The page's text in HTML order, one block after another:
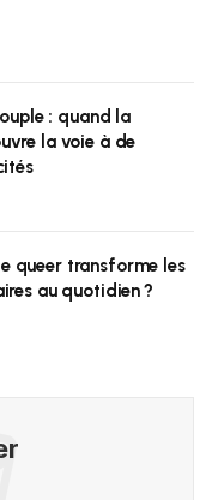
: quand la
la voie à de
queer transforme les
au quotidien ?